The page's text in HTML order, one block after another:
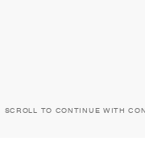
SCROLL TO CONTINUE WITH